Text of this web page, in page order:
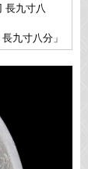
長九寸八
九寸八分」